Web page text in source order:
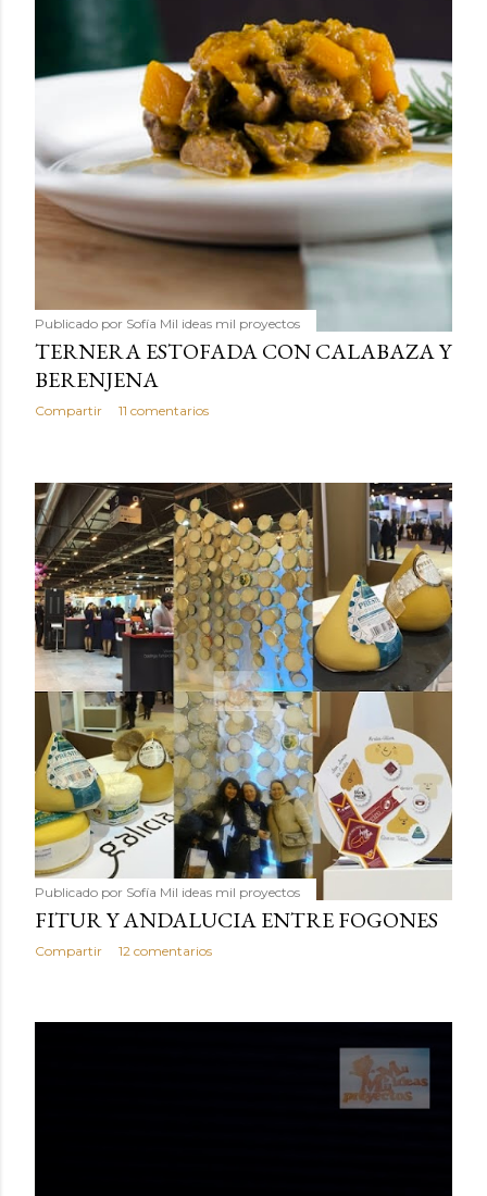
Publicado por Sofía Mil ideas mil proyectos
TERNERA ESTOFADA CON CALABAZA Y
BERENJENA
Compartir 11 comentarios
Publicado por Sofía Mil ideas mil proyectos
FITUR Y ANDALUCIA ENTRE FOGONES
Compartir 12 comentarios